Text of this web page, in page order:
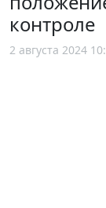
контроле
2 августа 2024